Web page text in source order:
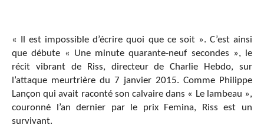
« Il est impossible d’écrire quoi que ce soit ». C’est ainsi
que débute « Une minute quarante-neuf secondes », le
récit vibrant de Riss, directeur de Charlie Hebdo, sur
l’attaque meurtrière du 7 janvier 2015. Comme Philippe
Lançon qui avait raconté son calvaire dans « Le lambeau »,
couronné l’an dernier par le prix Femina, Riss est un
survivant.